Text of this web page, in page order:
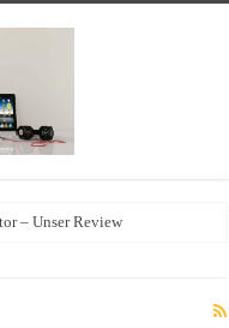
– Unser Review